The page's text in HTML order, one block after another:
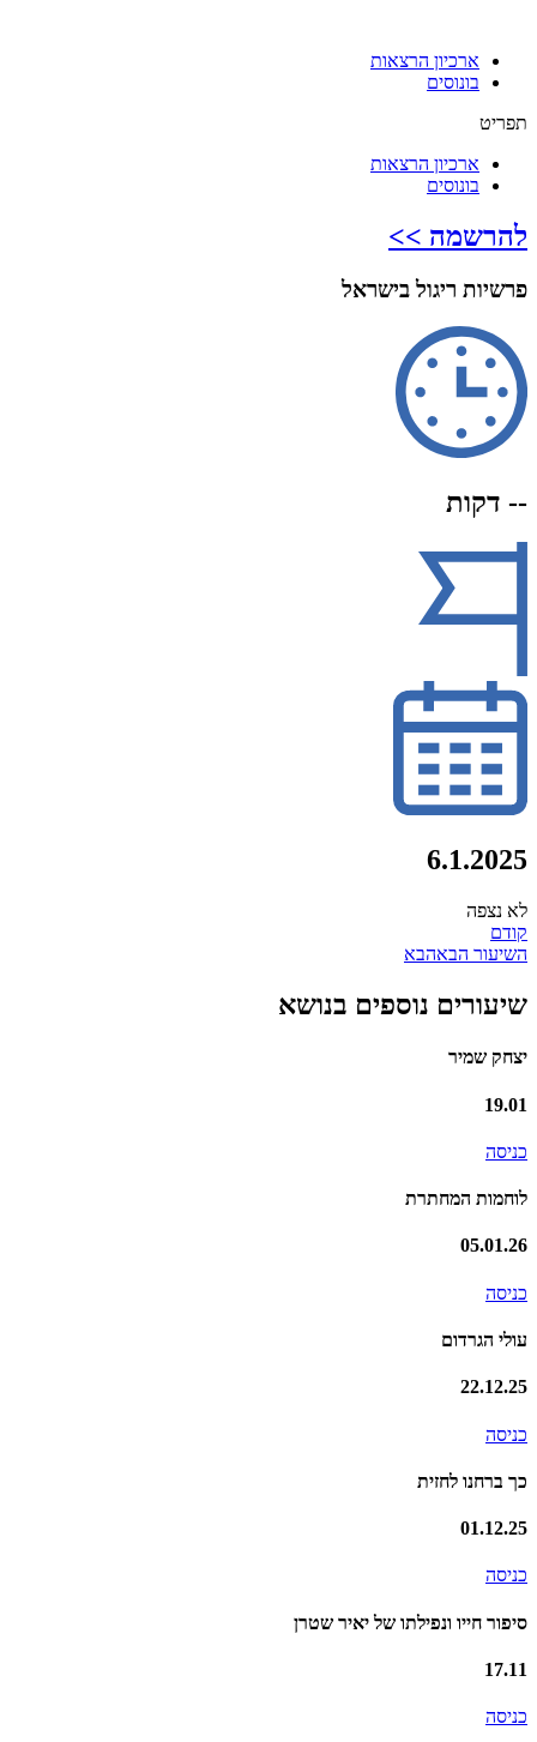
ארכיון הרצאות
בונוסים
תפריט
ארכיון הרצאות
בונוסים
להרשמה >>
פרשיות ריגול בישראל
-- דקות
6.1.2025
לא נצפה
קודם
השיעור הבאהבא
שיעורים נוספים בנושא
יצחק שמיר
19.01
כניסה
לוחמות המחתרת
05.01.26
כניסה
עולי הגרדום
22.12.25
כניסה
כך ברחנו לחזית
01.12.25
כניסה
סיפור חייו ונפילתו של יאיר שטרן
17.11
כניסה